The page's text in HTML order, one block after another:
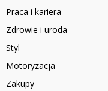
Praca i kariera
Zdrowie i uroda
Styl
Motoryzacja
Zakupy